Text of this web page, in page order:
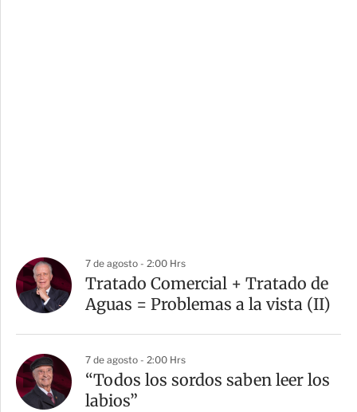
7 de agosto - 2:00 Hrs
Tratado Comercial + Tratado de
Aguas = Problemas a la vista (II)
7 de agosto - 2:00 Hrs
“Todos los sordos saben leer los
labios”